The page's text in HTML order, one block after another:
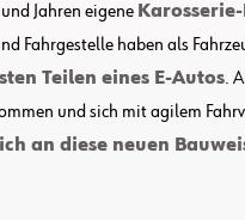
Jahren eigene
Fahrgestelle haben als
Teilen eines E-Autos.
und sich mit agilem
an diese neuen